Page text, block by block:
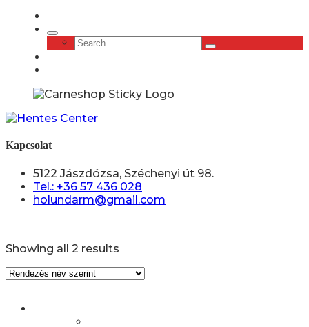
Kapcsolat
5122 Jászdózsa, Széchenyi út 98.
Tel.: +36 57 436 028
holundarm@gmail.com
Showing all 2 results